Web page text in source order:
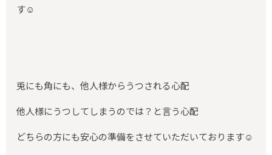
す☺️
兎にも角にも、他人様からうつされる心配
他人様にうつしてしまうのでは？と言う心配
どちらの方にも安心の準備をさせていただいております☺️